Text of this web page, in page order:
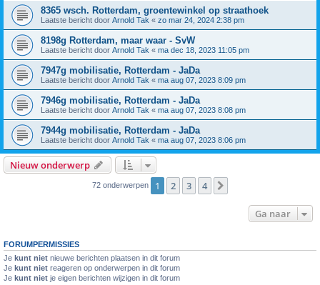
8365 wsch. Rotterdam, groentewinkel op straathoek
Laatste bericht door Arnold Tak « zo mar 24, 2024 2:38 pm
8198g Rotterdam, maar waar - SvW
Laatste bericht door Arnold Tak « ma dec 18, 2023 11:05 pm
7947g mobilisatie, Rotterdam - JaDa
Laatste bericht door Arnold Tak « ma aug 07, 2023 8:09 pm
7946g mobilisatie, Rotterdam - JaDa
Laatste bericht door Arnold Tak « ma aug 07, 2023 8:08 pm
7944g mobilisatie, Rotterdam - JaDa
Laatste bericht door Arnold Tak « ma aug 07, 2023 8:06 pm
Nieuw onderwerp
72 onderwerpen 1 2 3 4
Ga naar
FORUMPERMISSIES
Je kunt niet nieuwe berichten plaatsen in dit forum
Je kunt niet reageren op onderwerpen in dit forum
Je kunt niet je eigen berichten wijzigen in dit forum